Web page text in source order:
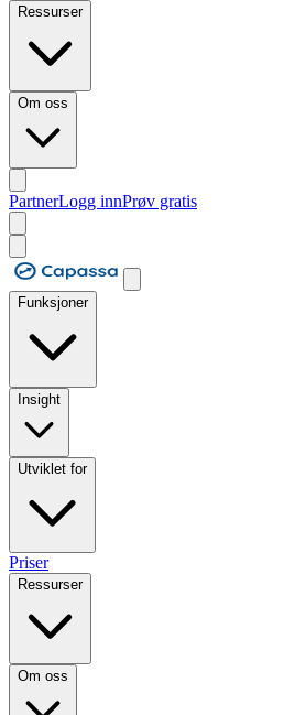
Ressurser
Om oss
PartnerLogg innPrøv gratis
Funksjoner
Insight
Utviklet for
Priser
Ressurser
Om oss